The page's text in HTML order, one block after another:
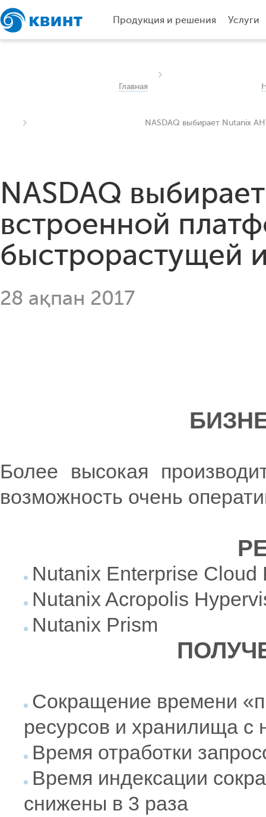
Продукция и решения Услуги
Главная
NASDAQ
встроенной
быстрорастущей
28 ақпан 2017
Более высокая
возможность очень
Nutanix Enterprise
Nutanix Acropolis
Nutanix Prism
Сокращение времени
ресурсов и хранилища с
Время отработки
Время индексации
снижены в 3 раза